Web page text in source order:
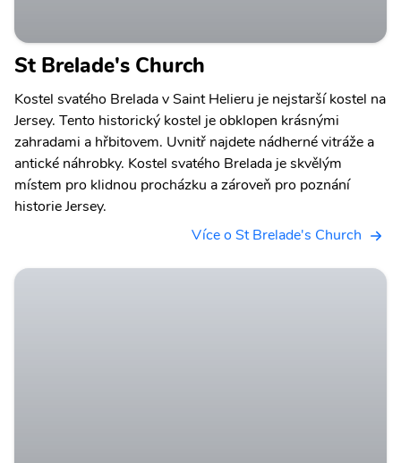
St Brelade's Church
Kostel svatého Brelada v Saint Helieru je nejstarší kostel na
Jersey. Tento historický kostel je obklopen krásnými
zahradami a hřbitovem. Uvnitř najdete nádherné vitráže a
antické náhrobky. Kostel svatého Brelada je skvělým
místem pro klidnou procházku a zároveň pro poznání
historie Jersey.
Více o St Brelade's Church